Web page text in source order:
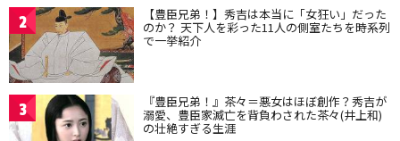
2 【豊臣兄弟！】秀吉は本当に「女狂い」だった
のか？ 天下人を彩った11人の側室たちを時系列
で一挙紹介
3 『豊臣兄弟！』茶々＝悪女はほぼ創作？秀吉が
溺愛、豊臣家滅亡を背負わされた茶々(井上和)
の壮絶すぎる生涯